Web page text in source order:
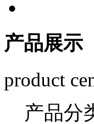
产品展示
product
产品分